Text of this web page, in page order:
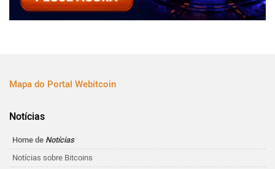
Mapa do Portal Webitcoin
Notícias
Home de Notícias
Notícias sobre Bitcoins